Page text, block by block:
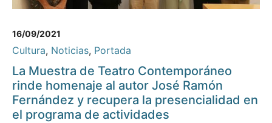
16/09/2021
Cultura, Noticias, Portada
La Muestra de Teatro Contemporáneo
rinde homenaje al autor José Ramón
Fernández y recupera la presencialidad en
el programa de actividades